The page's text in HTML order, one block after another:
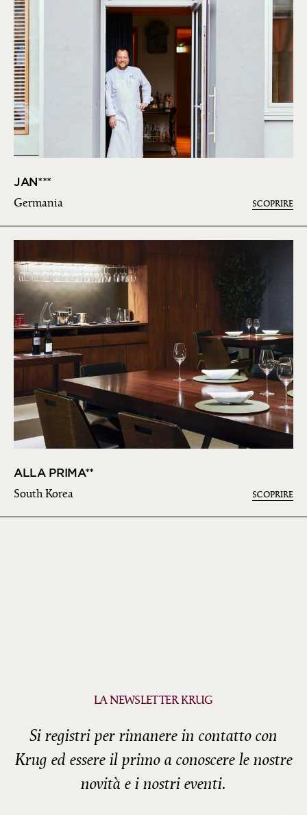
JAN***
Germania SCOPRIRE
ALLA PRIMA**
South Korea SCOPRIRE
LA NEWSLETTER KRUG
Si registri per rimanere in contatto con
Krug ed essere il primo a conoscere le nostre
novità e i nostri eventi.